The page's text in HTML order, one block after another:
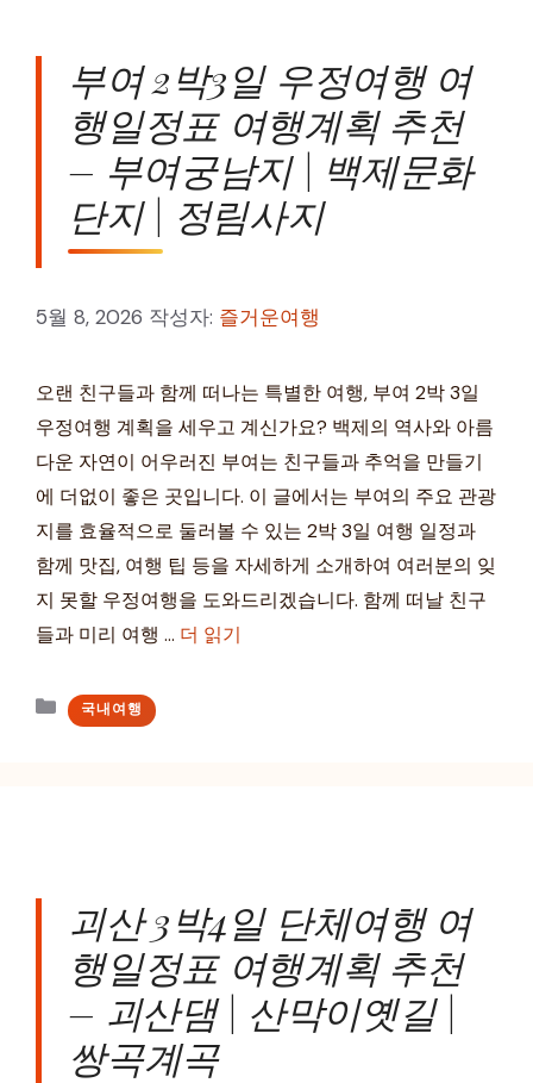
부여 2박3일 우정여행 여
행일정표 여행계획 추천
– 부여궁남지 | 백제문화
단지 | 정림사지
5월 8, 2026 작성자: 즐거운여행
오랜 친구들과 함께 떠나는 특별한 여행, 부여 2박 3일
우정여행 계획을 세우고 계신가요? 백제의 역사와 아름
다운 자연이 어우러진 부여는 친구들과 추억을 만들기
에 더없이 좋은 곳입니다. 이 글에서는 부여의 주요 관광
지를 효율적으로 둘러볼 수 있는 2박 3일 여행 일정과
함께 맛집, 여행 팁 등을 자세하게 소개하여 여러분의 잊
지 못할 우정여행을 도와드리겠습니다. 함께 떠날 친구
들과 미리 여행 … 더 읽기
카
테
국내여행
괴산 3박4일 단체여행 여
행일정표 여행계획 추천
– 괴산댐 | 산막이옛길 |
쌍곡계곡